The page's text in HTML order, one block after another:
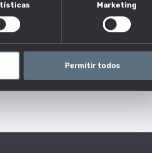
Marketing
Permitir todos